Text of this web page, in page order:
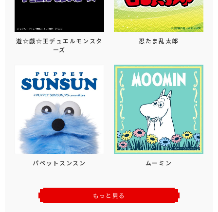
遊☆戯☆王デュエルモンスタ
ーズ
忍たま乱太郎
パペットスンスン ムーミン
もっと見る